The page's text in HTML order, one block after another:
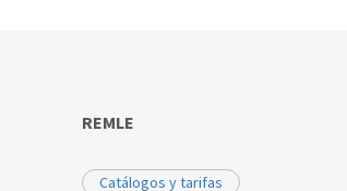
REMLE
Catálogos y tarifas